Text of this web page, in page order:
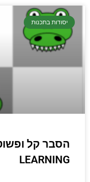
יסודות בתכנות
LEARNING